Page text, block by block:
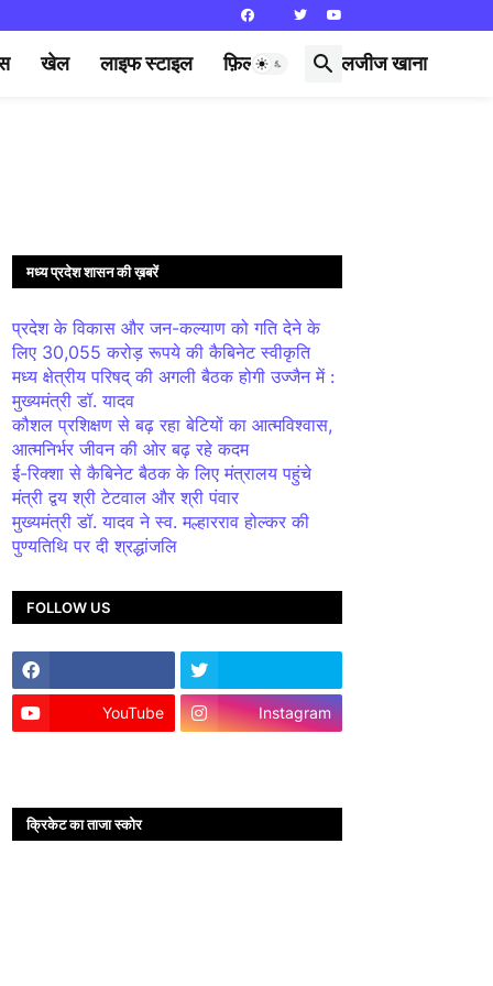
खेल लाइफ स्टाइल फ़िल्मी दुनिया लजीज खाना
मध्य प्रदेश शासन की ख़बरें
प्रदेश के विकास और जन-कल्याण को गति देने के
लिए 30,055 करोड़ रूपये की कैबिनेट स्वीकृति
मध्य क्षेत्रीय परिषद् की अगली बैठक होगी उज्जैन में :
मुख्यमंत्री डॉ. यादव
कौशल प्रशिक्षण से बढ़ रहा बेटियों का आत्मविश्वास,
आत्मनिर्भर जीवन की ओर बढ़ रहे कदम
ई-रिक्शा से कैबिनेट बैठक के लिए मंत्रालय पहुंचे
मंत्री द्वय श्री टेटवाल और श्री पंवार
मुख्यमंत्री डॉ. यादव ने स्व. मल्हारराव होल्कर की
पुण्यतिथि पर दी श्रद्धांजलि
FOLLOW US
YouTube Instagram
क्रिकेट का ताजा स्कोर